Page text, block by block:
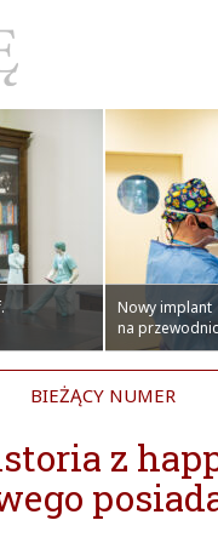
Nowy implant
na
BIEŻĄCY NUMER
z